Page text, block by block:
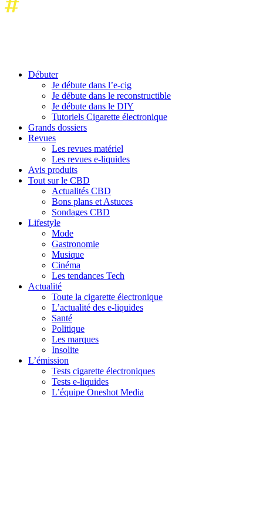
Débuter
Je débute dans l’e-cig
Je débute dans le reconstructible
Je débute dans le DIY
Tutoriels Cigarette électronique
Grands dossiers
Revues
Les revues matériel
Les revues e-liquides
Avis produits
Tout sur le CBD
Actualités CBD
Bons plans et Astuces
Sondages CBD
Lifestyle
Mode
Gastronomie
Musique
Cinéma
Les tendances Tech
Actualité
Toute la cigarette électronique
L’actualité des e-liquides
Santé
Politique
Les marques
Insolite
L’émission
Tests cigarette électroniques
Tests e-liquides
L’équipe Oneshot Media